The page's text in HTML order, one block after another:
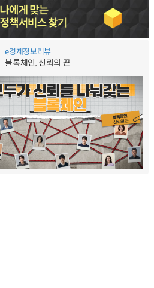
e경제정보리뷰
블록체인, 신뢰의 끈